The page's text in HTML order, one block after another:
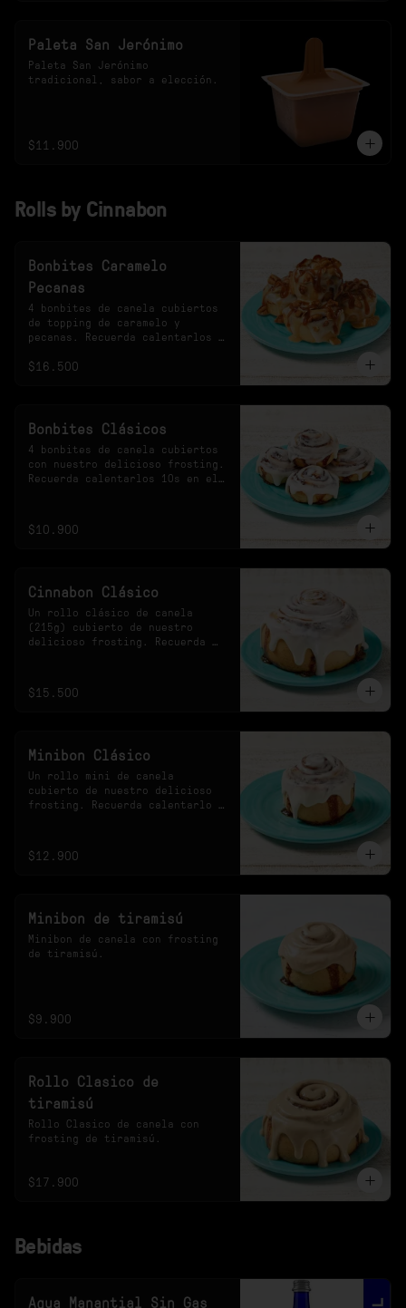
Paleta San Jerónimo
Paleta San Jerónimo
tradicional, sabor a elección.
$11.900
Rolls by Cinnabon
Bonbites Caramelo
Pecanas
4 bonbites de canela cubiertos
de topping de caramelo y
pecanas. Recuerda calentarlos
$16.500
Bonbites Clásicos
4 bonbites de canela cubiertos
con nuestro delicioso frosting.
Recuerda calentarlos 10s en el
$10.900
Cinnabon Clásico
Un rollo clásico de canela
(215g) cubierto de nuestro
delicioso frosting. Recuerda
$15.500
Minibon Clásico
Un rollo mini de canela
cubierto de nuestro delicioso
frosting. Recuerda calentarlo
$12.900
Minibon de tiramisú
Minibon de canela con frosting
de tiramisú.
$9.900
Rollo Clasico de
tiramisú
Rollo Clasico de canela con
frosting de tiramisú.
$17.900
Bebidas
Agua Manantial Sin Gas